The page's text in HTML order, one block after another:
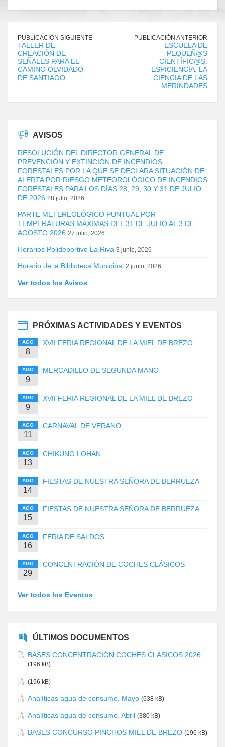
PUBLICACIÓN SIGUIENTE
TALLER DE
CREACIÓN DE
SEÑALES PARA EL
CAMINO OLVIDADO
DE SANTIAGO
PUBLICACIÓN ANTERIOR
ESCUELA DE
PEQUEÑ@S
CIENTÍFIC@S.
ESPICIENCIA. LA
CIENCIA DE LAS
MERINDADES
AVISOS
RESOLUCIÓN DEL DIRECTOR GENERAL DE
PREVENCIÓN Y EXTINCIÓN DE INCENDIOS
FORESTALES POR LA QUE SE DECLARA SITUACIÓN DE
ALERTA POR RIESGO METEOROLÓGICO DE INCENDIOS
FORESTALES PARA LOS DÍAS 28, 29, 30 Y 31 DE JULIO
DE 2026 28 julio, 2026
PARTE METEREOLÓGICO PUNTUAL POR
TEMPERATURAS MÁXIMAS DEL 31 DE JULIO AL 3 DE
AGOSTO 2026 27 julio, 2026
Horarios Polideportivo La Riva 3 junio, 2026
Horario de la Biblioteca Municipal 2 junio, 2026
Ver todos los Avisos
PRÓXIMAS ACTIVIDADES Y EVENTOS
AGO
8
XVII FERIA REGIONAL DE LA MIEL DE BREZO
AGO
9
MERCADILLO DE SEGUNDA MANO
AGO
9
XVII FERIA REGIONAL DE LA MIEL DE BREZO
AGO
11
CARNAVAL DE VERANO
AGO
13
CHIKUNG LOHAN
AGO
14
FIESTAS DE NUESTRA SEÑORA DE BERRUEZA
AGO
15
FIESTAS DE NUESTRA SEÑORA DE BERRUEZA
AGO
16
FERIA DE SALDOS
AGO
29
CONCENTRACIÓN DE COCHES CLÁSICOS
Ver todos los Eventos
ÚLTIMOS DOCUMENTOS
BASES CONCENTRACIÓN COCHES CLÁSICOS 2026
(196 kB)
(196 kB)
Analíticas agua de consumo. Mayo (638 kB)
Analíticas agua de consumo. Abril (380 kB)
BASES CONCURSO PINCHOS MIEL DE BREZO (196 kB)